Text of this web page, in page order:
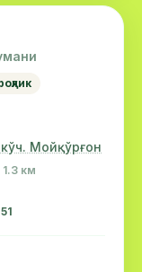
Мойқўрғон
1.3 км